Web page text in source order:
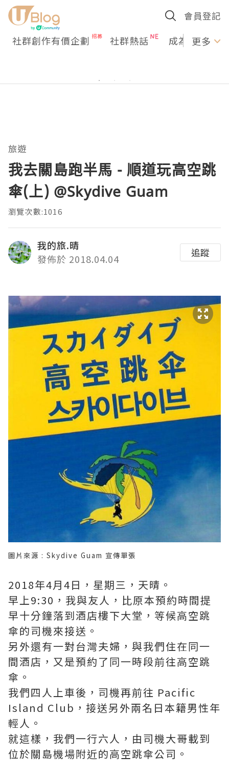
會員登記
社群創作有價企劃 社群熱話 成為U更多
旅遊
我去關島跑半馬 - 順道玩高空跳
傘(上) @Skydive Guam
瀏覽次數:1016
我的旅.晴
發佈於 2018.04.04
追蹤
圖片來源 : Skydive Guam 宣傳單張
2018年4月4日，星期三，天晴。
早上9:30，我與友人，比原本預約時間提
早十分鐘落到酒店樓下大堂，等候高空跳
傘的司機來接送。
另外還有一對台灣夫婦，與我們住在同一
間酒店，又是預約了同一時段前往高空跳
傘。
我們四人上車後，司機再前往 Pacific
Island Club，接送另外兩名日本籍男性年
輕人。
就這樣，我們一行六人，由司機大哥載到
位於關島機場附近的高空跳傘公司。